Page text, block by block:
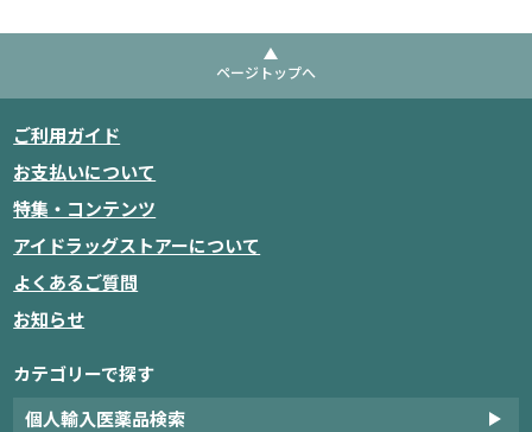
ページトップへ
ご利用ガイド
お支払いについて
特集・コンテンツ
アイドラッグストアーについて
よくあるご質問
お知らせ
カテゴリーで探す
個人輸入医薬品検索